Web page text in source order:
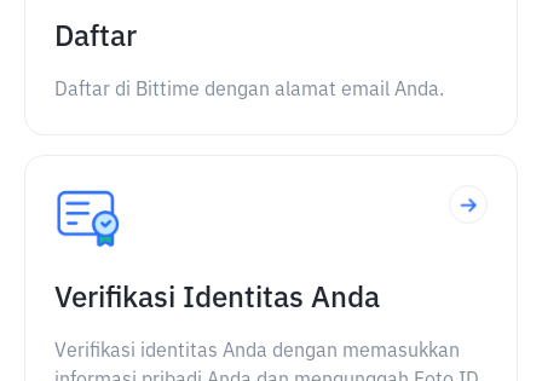
Daftar
Daftar di Bittime dengan alamat email Anda.
Verifikasi Identitas Anda
Verifikasi identitas Anda dengan memasukkan